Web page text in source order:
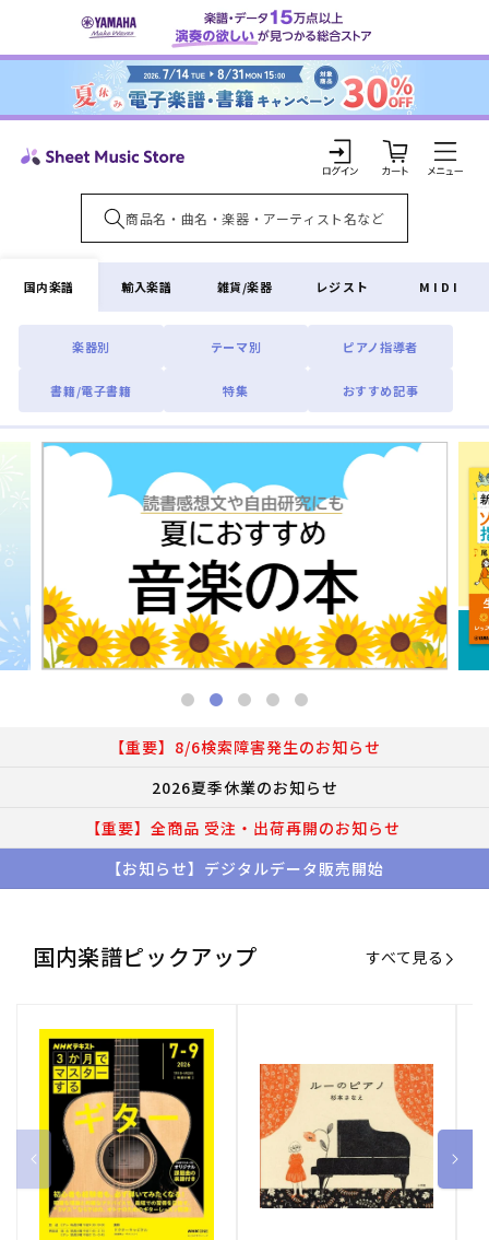
ンツに
ロ
グ
イ
ン
カ
ー
ト
国内楽譜
楽器別 テーマ別 ピアノ指導者
書籍/電子書籍 特集 おすすめ記事
輸入楽譜 雑貨/楽器 レジスト MIDI
【重要】8/6検索障害発生のお知らせ
2026夏季休業のお知らせ
【重要】全商品 受注・出荷再開のお知らせ
【お知らせ】デジタルデータ販売開始
国内楽譜ピックアップ すべて見る